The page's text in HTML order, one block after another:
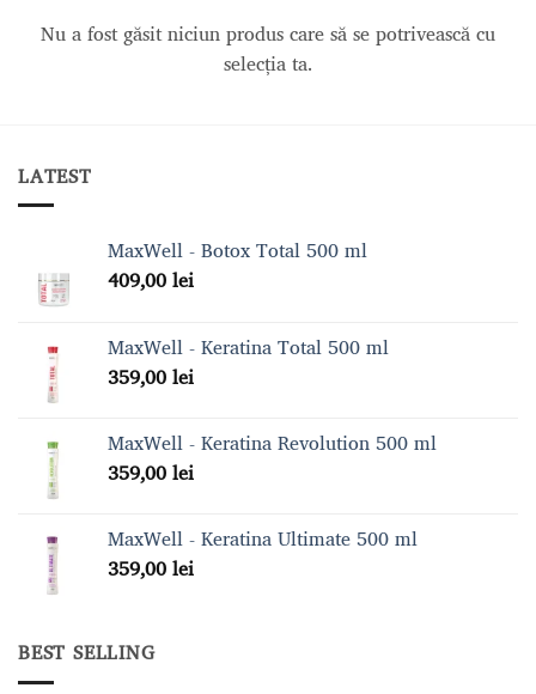
Nu a fost găsit niciun produs care să se potrivească cu
selecția ta.
LATEST
MaxWell - Botox Total 500 ml
409,00lei
MaxWell - Keratina Total 500 ml
359,00lei
MaxWell - Keratina Revolution 500 ml
359,00lei
MaxWell - Keratina Ultimate 500 ml
359,00lei
BEST SELLING